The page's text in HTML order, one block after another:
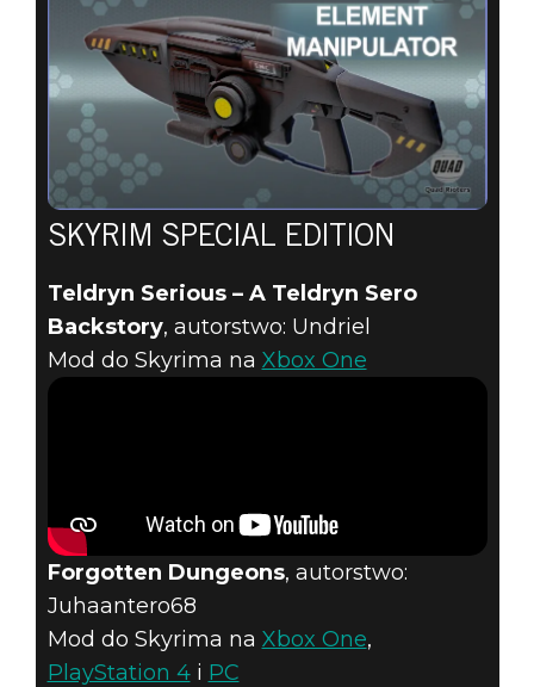
SKYRIM SPECIAL EDITION
Teldryn Serious – A Teldryn Sero
Backstory, autorstwo: Undriel
Mod do Skyrima na Xbox One
Forgotten Dungeons, autorstwo:
Juhaantero68
Mod do Skyrima na Xbox One,
PlayStation 4i PC